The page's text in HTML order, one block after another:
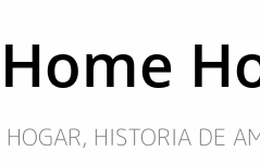
Home
HOGAR, HISTORIA DE